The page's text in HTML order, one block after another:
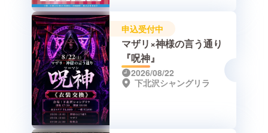
申込受付中
マザリ×神様の言う通り
『呪神』
2026/08/22
下北沢シャングリラ